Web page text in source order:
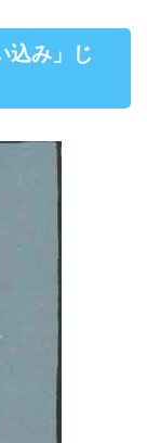
込み」じ